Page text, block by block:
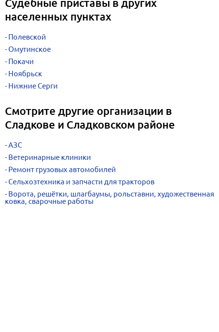
Судебные приставы в других
населенных пунктах
Полевской
Омутинское
Покачи
Ноябрьск
Нижние Серги
Смотрите другие организации в
Сладкове и Сладковском районе
АЗС
Ветеринарные клиники
Ремонт грузовых автомобилей
Сельхозтехника и запчасти для тракторов
Ворота, решётки, шлагбаумы, рольставни, художественная
ковка, сварочные работы